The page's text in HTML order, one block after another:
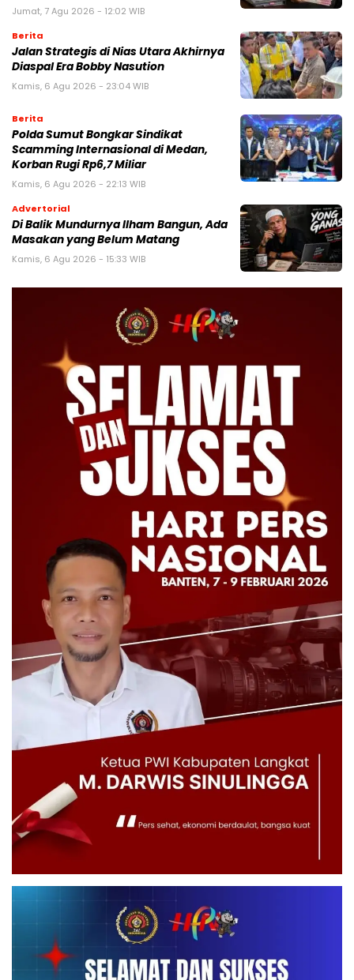
Jumat, 7 Agu 2026 - 12:02 WIB
Berita
Jalan Strategis di Nias Utara Akhirnya
Diaspal Era Bobby Nasution
Kamis, 6 Agu 2026 - 23:04 WIB
Berita
Polda Sumut Bongkar Sindikat
Scamming Internasional di Medan,
Korban Rugi Rp6,7 Miliar
Kamis, 6 Agu 2026 - 22:13 WIB
Advertorial
Di Balik Mundurnya Ilham Bangun, Ada
Masakan yang Belum Matang
Kamis, 6 Agu 2026 - 15:33 WIB